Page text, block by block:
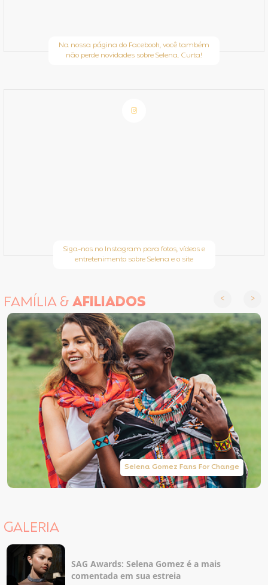
Na nossa página do Facebook, você também
não perde novidades sobre Selena. Curta!
Siga-nos no Instagram para fotos, vídeos e
entretenimento sobre Selena e o site
FAMÍLIA &AFILIADOS
Selena Gomez Fans For Change
GALERIA
SAG Awards: Selena Gomez é a mais
comentada em sua estreia